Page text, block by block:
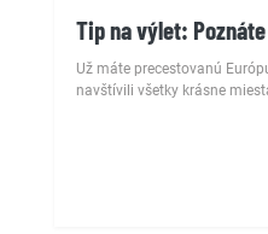
Tip na výlet:
Už máte precestovanú
navštívili všetky krásne